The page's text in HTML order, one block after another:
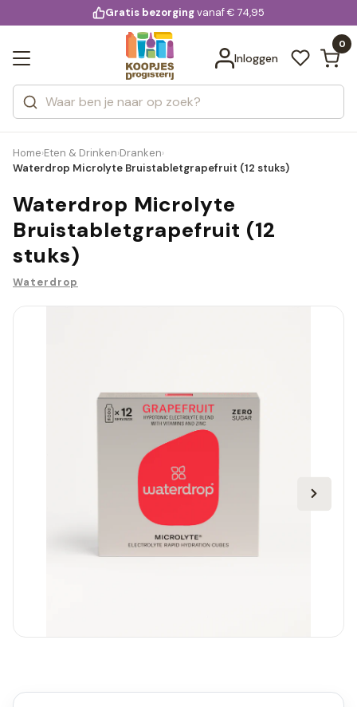
voor 20:00 uur besteld
Gratis bezorgingvanaf € 74,95
Inloggen
0
Zoeken
Categorieën
Merken
Bekijk alle resultaten
Home›Eten & Drinken›Dranken›
Waterdrop Microlyte Bruistabletgrapefruit (12 stuks)
Waterdrop Microlyte
Bruistabletgrapefruit (12
stuks)
Waterdrop